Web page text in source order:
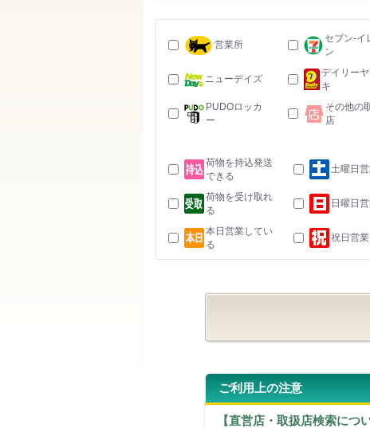
営業所
セブン-イ
ン
ニューデイズ
デイリー
キ
PUDOロッカ
ー
その他の
店
荷物を持込発送
できる
土曜日
荷物を受け取れ
る
日曜日
本日営業してい
る
祝日営業
ご利用上の注意
【直営店・取扱店検索につい